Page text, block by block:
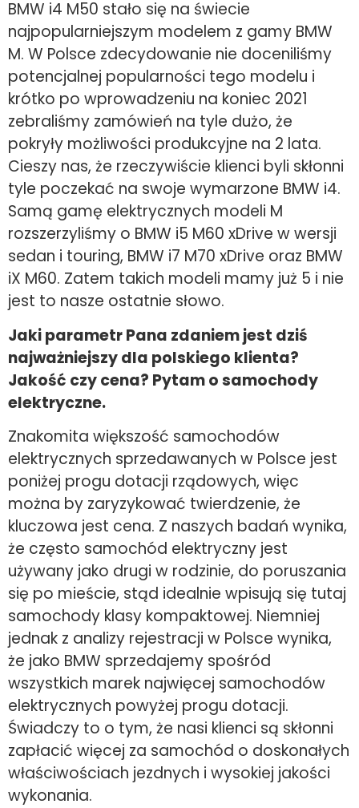
BMW i4 M50 stało się na świecie
najpopularniejszym modelem z gamy BMW
M. W Polsce zdecydowanie nie doceniliśmy
potencjalnej popularności tego modelu i
krótko po wprowadzeniu na koniec 2021
zebraliśmy zamówień na tyle dużo, że
pokryły możliwości produkcyjne na 2 lata.
Cieszy nas, że rzeczywiście klienci byli skłonni
tyle poczekać na swoje wymarzone BMW i4.
Samą gamę elektrycznych modeli M
rozszerzyliśmy o BMW i5 M60 xDrive w wersji
sedan i touring, BMW i7 M70 xDrive oraz BMW
iX M60. Zatem takich modeli mamy już 5 i nie
jest to nasze ostatnie słowo.
Jaki parametr Pana zdaniem jest dziś
najważniejszy dla polskiego klienta?
Jakość czy cena? Pytam o samochody
elektryczne.
Znakomita większość samochodów
elektrycznych sprzedawanych w Polsce jest
poniżej progu dotacji rządowych, więc
można by zaryzykować twierdzenie, że
kluczowa jest cena. Z naszych badań wynika,
że często samochód elektryczny jest
używany jako drugi w rodzinie, do poruszania
się po mieście, stąd idealnie wpisują się tutaj
samochody klasy kompaktowej. Niemniej
jednak z analizy rejestracji w Polsce wynika,
że jako BMW sprzedajemy spośród
wszystkich marek najwięcej samochodów
elektrycznych powyżej progu dotacji.
Świadczy to o tym, że nasi klienci są skłonni
zapłacić więcej za samochód o doskonałych
właściwościach jezdnych i wysokiej jakości
wykonania.